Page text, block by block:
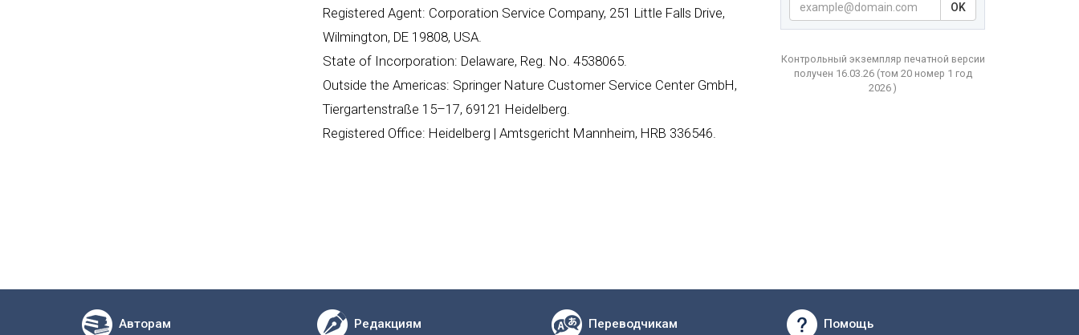
OK
Контрольный экземпляр печатной версии
получен 16.03.26 (том 20 номер 1 год
2026 )
Registered Agent: Corporation Service Company, 251 Little Falls Drive,
Wilmington, DE 19808, USA.
State of Incorporation: Delaware, Reg. No. 4538065.
Outside the Americas: Springer Nature Customer Service Center GmbH,
Tiergartenstraße 15–17, 69121 Heidelberg.
Registered Office: Heidelberg | Amtsgericht Mannheim, HRB 336546.
Авторам Редакциям Переводчикам Помощь